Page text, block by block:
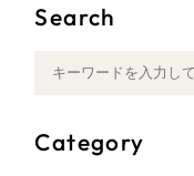
Search
Category